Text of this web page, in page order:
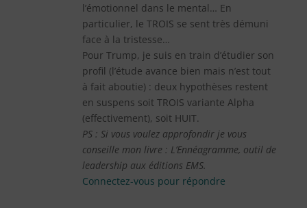
l’émotionnel dans le mental… En
particulier, le TROIS se sent très démuni
face à la tristesse…
Pour Trump, je suis en train d’étudier son
profil (l’étude avance bien mais n’est tout
à fait aboutie) : deux hypothèses restent
en suspens soit TROIS variante Alpha
(effectivement), soit HUIT.
PS : Si vous voulez approfondir je vous
conseille mon livre : L’Ennéagramme, outil de
leadership aux éditions EMS.
Connectez-vous pour répondre